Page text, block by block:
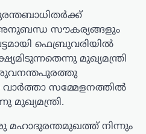
സൗകര്യങ്ങളും
ഫെബ്രുവരിയിൽ
മുഖ്യമന്ത്രി
വാർത്താ സമ്മേളനത്തിൽ
മുഖ്യമന്ത്രി.
നിന്നും